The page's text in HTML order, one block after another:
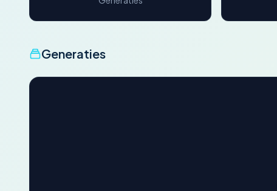
Generaties